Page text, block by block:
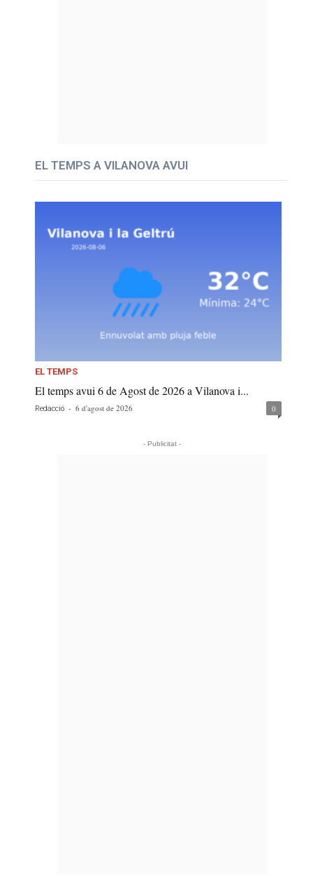
EL TEMPS A VILANOVA AVUI
EL TEMPS
El temps avui 6 de Agost de 2026 a Vilanova i...
Redacció - 6 d'agost de 2026 0
- Publicitat -